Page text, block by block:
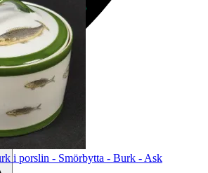
i porslin - Smörbytta - Burk - Ask